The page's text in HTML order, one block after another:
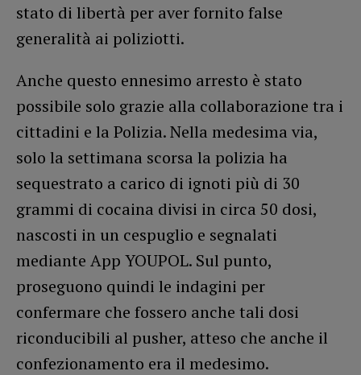
stato di libertà per aver fornito false
generalità ai poliziotti.
Anche questo ennesimo arresto è stato
possibile solo grazie alla collaborazione tra i
cittadini e la Polizia. Nella medesima via,
solo la settimana scorsa la polizia ha
sequestrato a carico di ignoti più di 30
grammi di cocaina divisi in circa 50 dosi,
nascosti in un cespuglio e segnalati
mediante App YOUPOL. Sul punto,
proseguono quindi le indagini per
confermare che fossero anche tali dosi
riconducibili al pusher, atteso che anche il
confezionamento era il medesimo.